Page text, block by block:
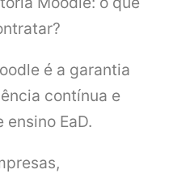
é a garantia
contínua e
EaD.